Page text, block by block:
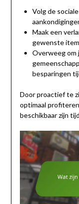
Volg de
Maak een
gewenste
Overweeg om
besparingen
Door proactief te
optimaal
beschikbaar zijn